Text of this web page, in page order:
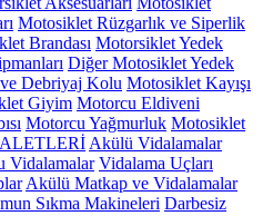
Motosiklet Rüzgarlık ve Siperlik
Brandası Motorsiklet Yedek
Diğer Motosiklet Yedek
Debriyaj Kolu Motosiklet Kayışı
Giyim Motorcu Eldiveni
Motorcu Yağmurluk Motosiklet
Akülü Vidalamalar
Vidalamalar Vidalama Uçları
Akülü Matkap ve Vidalamalar
Sıkma Makineleri Darbesiz